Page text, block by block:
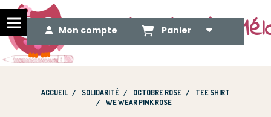
Le Méli Mélo de
Mon compte Panier
ACCUEIL SOLIDARITÉ OCTOBRE ROSE
TEE SHIRT
WE WEAR PINK ROSE